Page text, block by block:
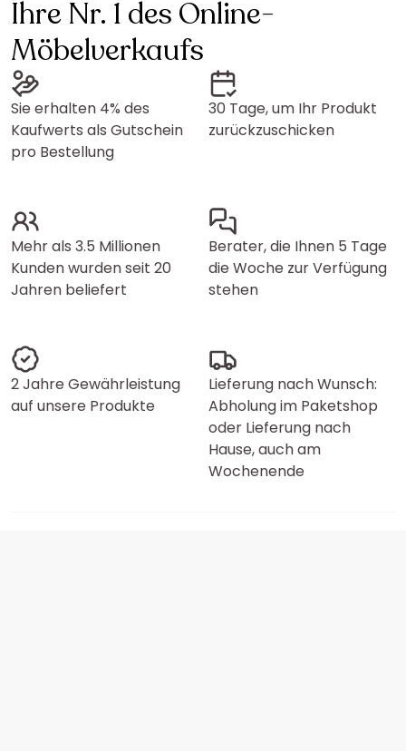
Ihre Nr. 1 des Online-
Möbelverkaufs
Sie erhalten 4% des
Kaufwerts als Gutschein
pro Bestellung
30 Tage, um Ihr Produkt
zurückzuschicken
Mehr als 3.5 Millionen
Kunden wurden seit 20
Jahren beliefert
Berater, die Ihnen 5 Tage
die Woche zur Verfügung
stehen
2 Jahre Gewährleistung
auf unsere Produkte
Lieferung nach Wunsch:
Abholung im Paketshop
oder Lieferung nach
Hause, auch am
Wochenende